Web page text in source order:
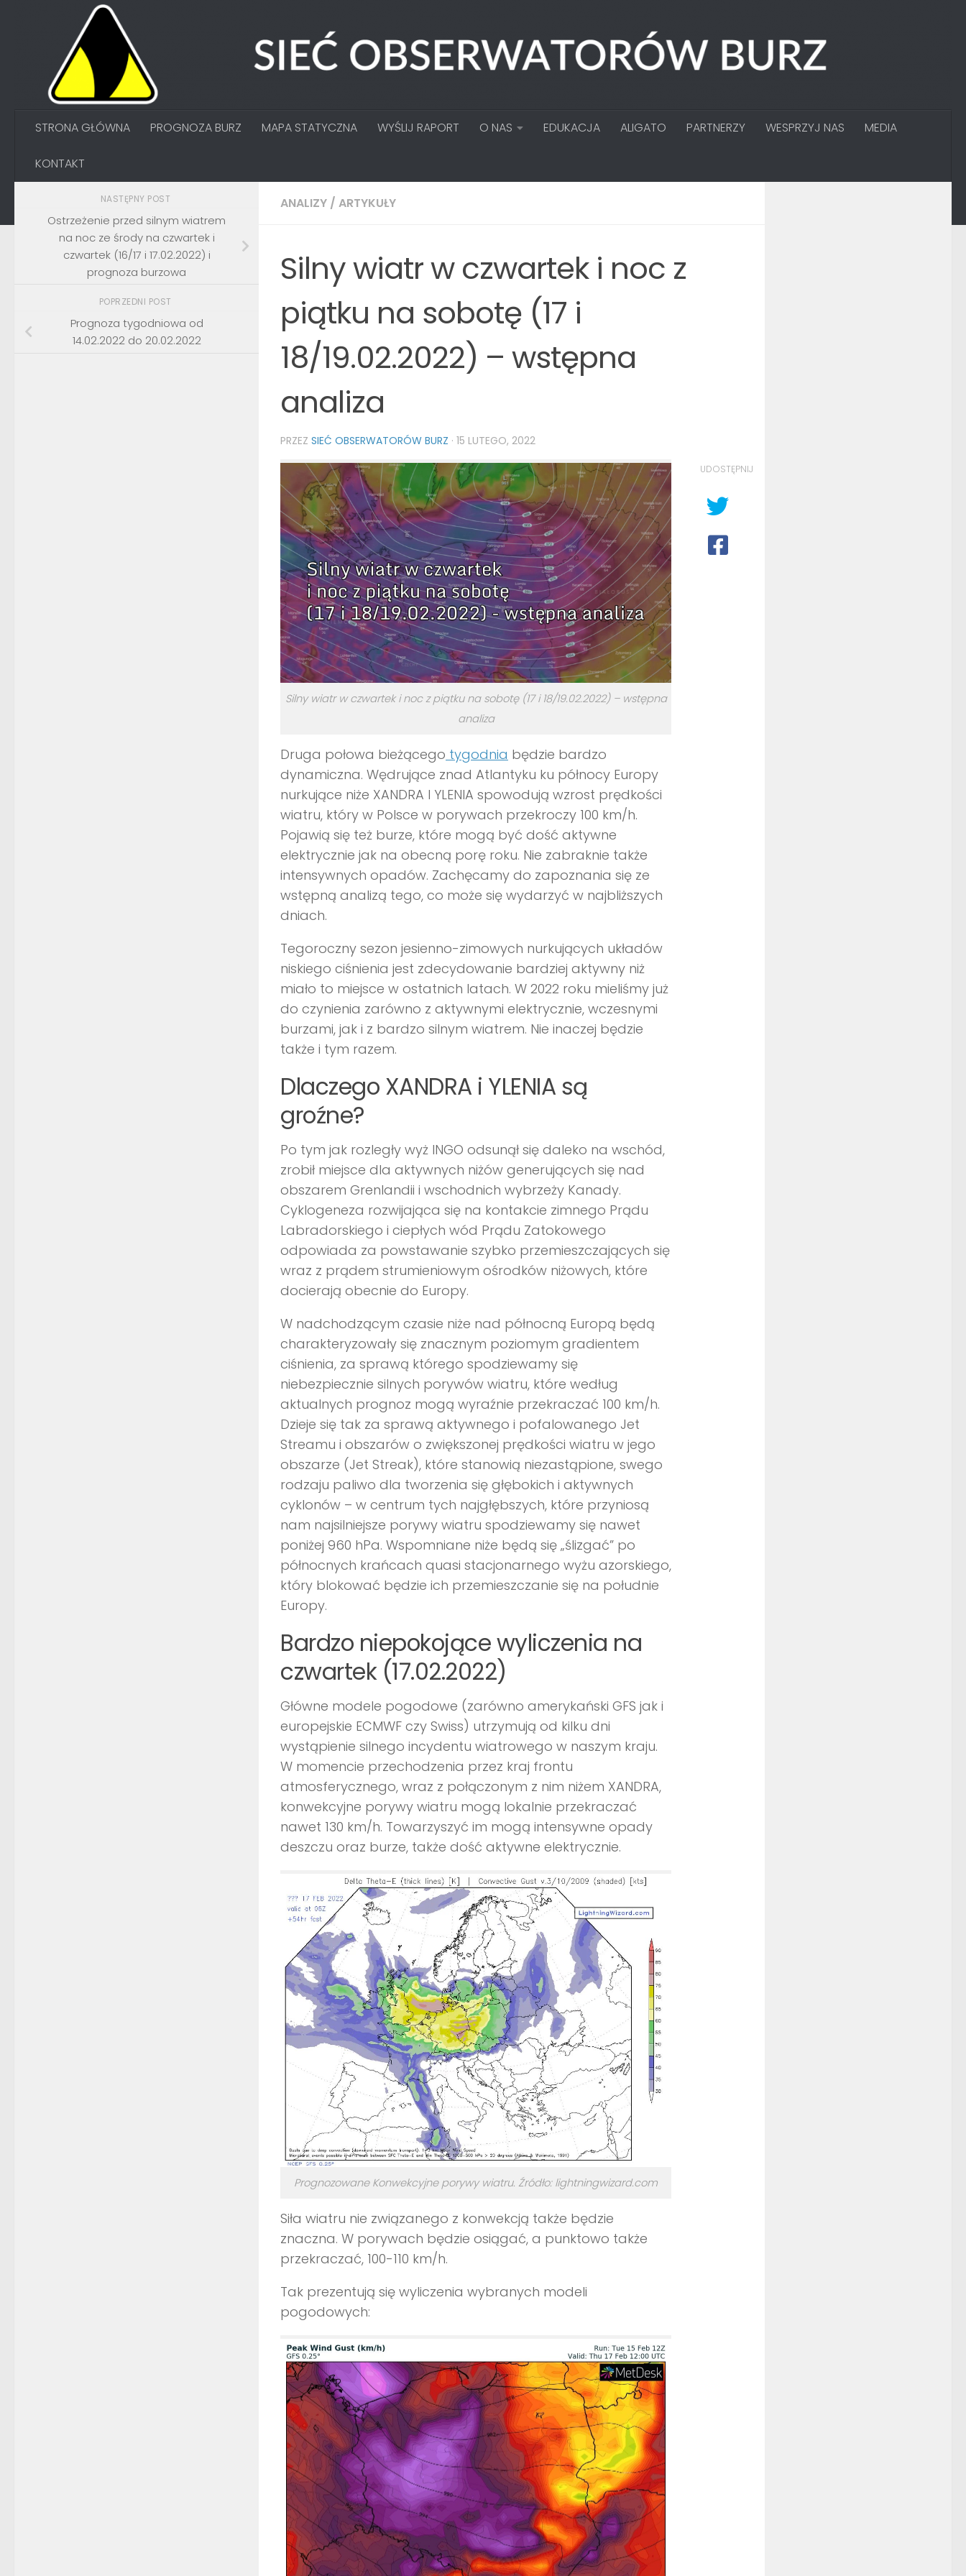
Przejdź do treści
STRONA GŁÓWNA PROGNOZA BURZ MAPA STATYCZNA WYŚLIJ RAPORT O NAS EDUKACJA ALIGATO PARTNERZY WESPRZYJ NAS MEDIA
KONTAKT
ANALIZY / ARTYKUŁY
Silny wiatr w czwartek i noc z
piątku na sobotę (17 i
18/19.02.2022) – wstępna
analiza
PRZEZ SIEĆ OBSERWATORÓW BURZ · 15 LUTEGO, 2022
Silny wiatr w czwartek i noc z piątku na sobotę (17 i 18/19.02.2022) – wstępna
analiza
Druga połowa bieżącego tygodnia będzie bardzo
dynamiczna. Wędrujące znad Atlantyku ku północy Europy
nurkujące niże XANDRA I YLENIA spowodują wzrost prędkości
wiatru, który w Polsce w porywach przekroczy 100 km/h.
Pojawią się też burze, które mogą być dość aktywne
elektrycznie jak na obecną porę roku. Nie zabraknie także
intensywnych opadów. Zachęcamy do zapoznania się ze
wstępną analizą tego, co może się wydarzyć w najbliższych
dniach.
Tegoroczny sezon jesienno-zimowych nurkujących układów
niskiego ciśnienia jest zdecydowanie bardziej aktywny niż
miało to miejsce w ostatnich latach. W 2022 roku mieliśmy już
do czynienia zarówno z aktywnymi elektrycznie, wczesnymi
burzami, jak i z bardzo silnym wiatrem. Nie inaczej będzie
także i tym razem.
Dlaczego XANDRA i YLENIA są
groźne?
Po tym jak rozległy wyż INGO odsunął się daleko na wschód,
zrobił miejsce dla aktywnych niżów generujących się nad
obszarem Grenlandii i wschodnich wybrzeży Kanady.
Cyklogeneza rozwijająca się na kontakcie zimnego Prądu
Labradorskiego i ciepłych wód Prądu Zatokowego
odpowiada za powstawanie szybko przemieszczających się
wraz z prądem strumieniowym ośrodków niżowych, które
docierają obecnie do Europy.
W nadchodzącym czasie niże nad północną Europą będą
charakteryzowały się znacznym poziomym gradientem
ciśnienia, za sprawą którego spodziewamy się
niebezpiecznie silnych porywów wiatru, które według
aktualnych prognoz mogą wyraźnie przekraczać 100 km/h.
Dzieje się tak za sprawą aktywnego i pofalowanego Jet
Streamu i obszarów o zwiększonej prędkości wiatru w jego
obszarze (Jet Streak), które stanowią niezastąpione, swego
rodzaju paliwo dla tworzenia się głębokich i aktywnych
cyklonów – w centrum tych najgłębszych, które przyniosą
nam najsilniejsze porywy wiatru spodziewamy się nawet
poniżej 960 hPa. Wspomniane niże będą się „ślizgać” po
północnych krańcach quasi stacjonarnego wyżu azorskiego,
który blokować będzie ich przemieszczanie się na południe
Europy.
Bardzo niepokojące wyliczenia na
czwartek (17.02.2022)
Główne modele pogodowe (zarówno amerykański GFS jak i
europejskie ECMWF czy Swiss) utrzymują od kilku dni
wystąpienie silnego incydentu wiatrowego w naszym kraju.
W momencie przechodzenia przez kraj frontu
atmosferycznego, wraz z połączonym z nim niżem XANDRA,
konwekcyjne porywy wiatru mogą lokalnie przekraczać
nawet 130 km/h. Towarzyszyć im mogą intensywne opady
deszczu oraz burze, także dość aktywne elektrycznie.
Prognozowane Konwekcyjne porywy wiatru. Źródło: lightningwizard.com
Siła wiatru nie związanego z konwekcją także będzie
znaczna. W porywach będzie osiągać, a punktowo także
przekraczać, 100-110 km/h.
Tak prezentują się wyliczenia wybranych modeli
pogodowych:
UDOSTĘPNIJ
NASTĘPNY POST
Ostrzeżenie przed silnym wiatrem
na noc ze środy na czwartek i
czwartek (16/17 i 17.02.2022) i
prognoza burzowa
POPRZEDNI POST
Prognoza tygodniowa od
14.02.2022 do 20.02.2022